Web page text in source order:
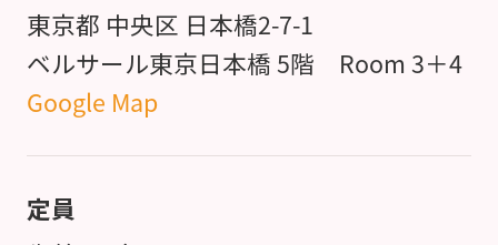
東京都 中央区 日本橋2-7-1
ベルサール東京日本橋 5階 Room 3＋4
Google Map
定員